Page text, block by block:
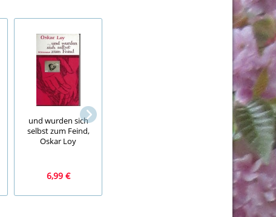
und wurden sich
selbst zum Feind,
Oskar Loy
6,99 €
Krawatte,
braun mit
trend, Grisuten
2,99 €